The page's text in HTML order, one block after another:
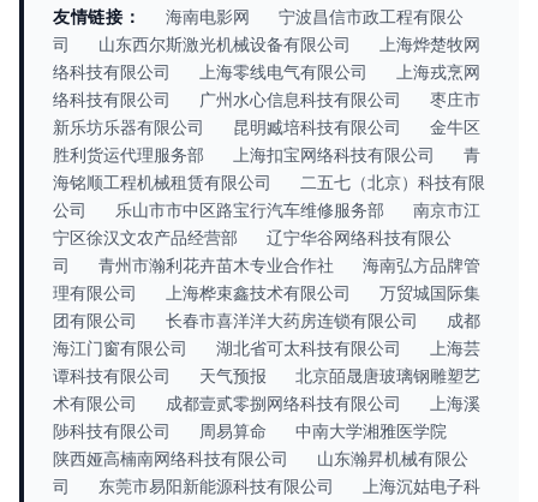
友情链接： 海南电影网
宁波昌信市政工程有限公
司
山东西尔斯激光机械设备有限公司
上海烨楚牧网
络科技有限公司
上海零线电气有限公司
上海戎烹网
络科技有限公司
广州水心信息科技有限公司
枣庄市
新乐坊乐器有限公司
昆明臧培科技有限公司
金牛区
胜利货运代理服务部
上海扣宝网络科技有限公司
青
海铭顺工程机械租赁有限公司
二五七（北京）科技有限
公司
乐山市市中区路宝行汽车维修服务部
南京市江
宁区徐汉文农产品经营部
辽宁华谷网络科技有限公
司
青州市瀚利花卉苗木专业合作社
海南弘方品牌管
理有限公司
上海桦束鑫技术有限公司
万贸城国际集
团有限公司
长春市喜洋洋大药房连锁有限公司
成都
海江门窗有限公司
湖北省可太科技有限公司
上海芸
谭科技有限公司
天气预报
北京皕晟唐玻璃钢雕塑艺
术有限公司
成都壹贰零捌网络科技有限公司
上海溪
陟科技有限公司
周易算命
中南大学湘雅医学院
陕西娅高楠南网络科技有限公司
山东瀚昇机械有限公
司
东莞市易阳新能源科技有限公司
上海沉姑电子科